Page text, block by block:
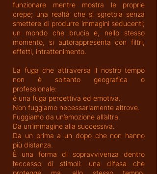
funzionare mentre mostra le proprie
crepe; una realtà che si sgretola senza
smettere di produrre immagini seducenti;
un mondo che brucia e, nello stesso
momento, si autorappresenta con filtri,
effetti, intrattenimento.
La fuga che attraversa il nostro tempo
non è soltanto geografica o
professionale:
è una fuga percettiva ed emotiva.
Non fuggiamo necessariamente altrove.
Fuggiamo da un’emozione all’altra.
Da un’immagine alla successiva.
Da un prima a un dopo che non hanno
più distanza.
È una forma di sopravvivenza dentro
l’eccesso di stimoli: una difesa che